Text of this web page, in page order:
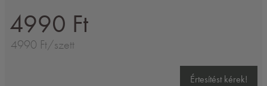
4990 Ft
4990 Ft/szett
Értesítést kérek!